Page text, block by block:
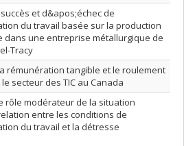
et d&apos;échec de
du travail basée sur la production
dans une entreprise métallurgique de
Tracy
rémunération tangible et le roulement
secteur des TIC au Canada
rôle modérateur de la situation
entre les conditions de
du travail et la détresse